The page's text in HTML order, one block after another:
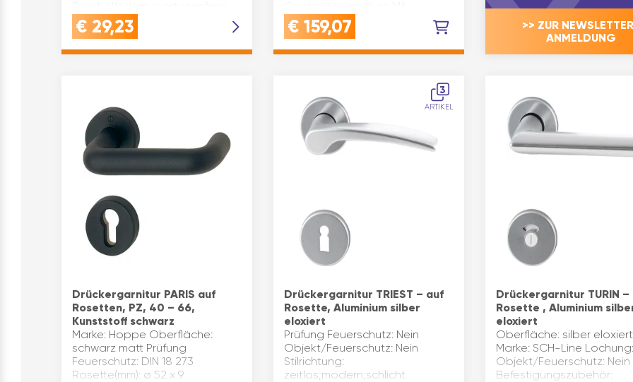
Gleitlager Marke: Hoppe
Oberfläche: sil…
€ 29,23
Material: Edelstahl Prüfung: RC2
nach DIN 18257
Außenschild(mm): 35 …
€ 159,07
>> ZUR
ANMELDUNG
Drückergarnitur PARIS auf
Rosetten, PZ, 40 – 66,
Kunststoff schwarz
Marke: Hoppe Oberfläche:
schwarz matt Prüfung
Feuerschutz: DIN 18 273
Rosette(mm): ø 52 x 9
3
ARTIKEL
Drückergarnitur TRIEST – auf
Rosette, Aluminium silber
eloxiert
Prüfung Feuerschutz: Nein
Objekt/Feuerschutz: Nein
Stilrichtung:
zeitlos;modern;schlicht
Drückergarnitur TURIN –
Rosette , Aluminium
eloxiert
Oberfläche: silber eloxiert
Marke: SCH-Line
Objekt/Feuerschutz: Nein
Befestigungszubehör: